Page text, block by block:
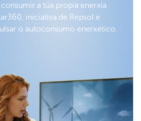
a túa propia enerxía
iniciativa de Repsol e
o autoconsumo enerxético.